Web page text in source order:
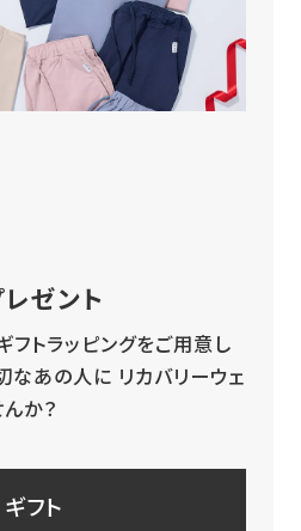
ゼント
フトラッピングをご用意し
なあの人に リカバリーウェ
か？
ギフト